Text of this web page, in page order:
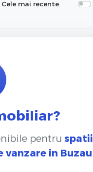
Cele mai recente
pentru spatii
vanzare in Buzau